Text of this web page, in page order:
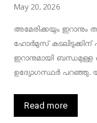
May 20, 2026
അമേരിക്കയും
ഹോർമുസ് കടലിടുക്കിന്
ഇറാനുമായി ബന്ധമുള്ള
ഉദ്യോഗസ്ഥർ പറഞ്ഞു.
Read more